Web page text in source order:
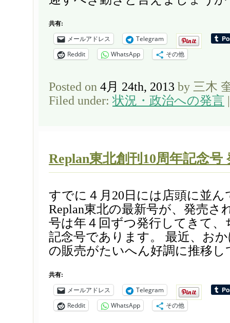
共有:
メールアドレス
Telegram
Reddit
WhatsApp その他
Posted on 4月 24th, 2013 by 三木
Filed under:状況・政治への発言
Replan東北創刊10周年記念号
すでに４月20日には店頭に並
Replan東北の最新号が、発売さ
号は年４回ずつ発行してきて、
記念号であります。 最近、お
の販売がたいへん好調に推移
共有:
メールアドレス
Telegram
Reddit
WhatsApp その他